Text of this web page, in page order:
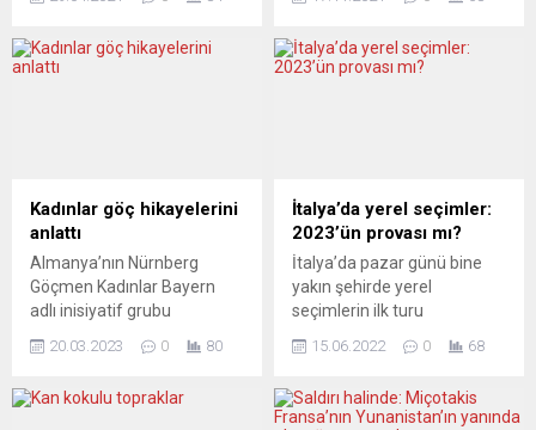
Demokratik Birlik Partisi
başbakanlık ve parti
sonunda da Kuzey İrlanda
Başbakanlığı görevinden
partisini bilgilendirdiğini
söyledi. Foster, Brexit ve
Kuzey İrlanda’nın Avrupa
Birliği’yle...
Almanya Sosyal Demokrat
Birlik’90/Yeşiller ve Hür
Demokrat Parti’nin (FPD)
bildirildi. Üç partinin üst
yöneticilerinden oluşan 21
kişilik grup, Rheinland-Pfalz
eyaletinin Berlin
Temsilciliği’nde koalisyon
görüşmelerini sürdürdü.
SPD Genel Sekreteri Lars
Sekreteri Michael...
Kadınlar göç hikayelerini
anlattı
Almanya’nın Nürnberg
Göçmen Kadınlar Bayern
adlı inisiyatif grubu
Kültür Dairesi’ne bağlı kültür
LoniUblerHaus’dabir kültür
20.03.2023 0 80
İtalya’da yerel seçimler:
2023’ün provası mı?
İtalya’da pazar günü bine
yakın şehirde yerel
seçimlerin ilk turu
mayıs ayında yapılacak
dikkate alındığında, yerel
15.06.2022 0 68